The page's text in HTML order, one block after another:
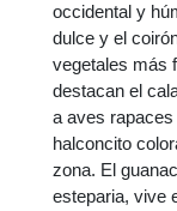
occidental y
dulce y el
vegetales más
destacan el
a aves
halconcito
zona. El
esteparia, vive